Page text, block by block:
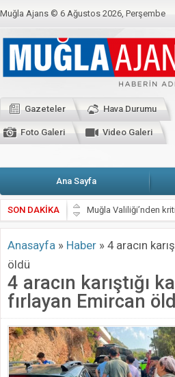
Muğla Ajans © 6 Ağustos 2026, Perşembe
BAKANLIKTAN YENİ CORONO GENELGESİ
CHP’Lİ VEKİLLER BAŞKANLARLA KARŞI
Kahramanmaraş Depremi İçin Seferberlik
Valimiz Sayın Dr. İdris Akbıyık’ın 19
Gazeteler Hava Durumu
Foto Galeri Video Galeri
Ana Sayfa
SON DAKİKA
Muğla Valiliği’nden
Emekli Kafe
Bodrum’da STK’lar
Muğla’nın Yeni Parti İl
Muğla Valisi İdris
ORMAN
Marmaris’teki Suikast
Anasayfa » Haber » 4 aracın
öldü
4 aracın karıştığı
fırlayan Emircan